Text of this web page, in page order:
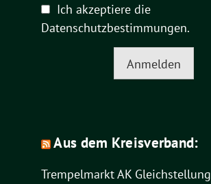
Ich akzeptiere die
Datenschutzbestimmungen.
Anmelden
Aus dem Kreisverband:
Trempelmarkt AK Gleichstellung